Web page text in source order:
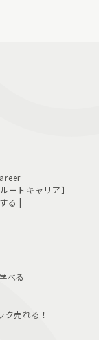
ルートキャリア】
る |
べる
売れる！